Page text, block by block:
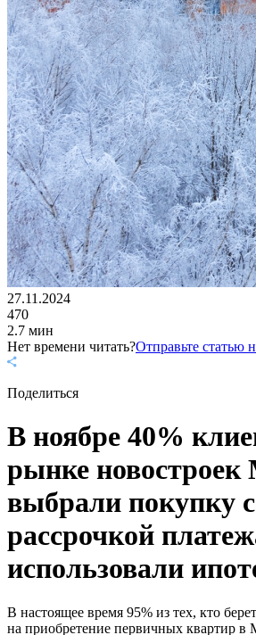
27.11.2024
470
2.7 мин
Нет времени читать?Отправьте статью
Поделиться
В ноябре 40%
рынке
выбрали покупку с
рассрочкой
использовали
В настоящее время 95% из тех, кто
на приобретение первичных квартир в